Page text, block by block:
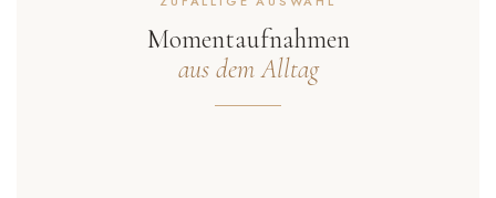
Momentaufnahmen
aus dem Alltag